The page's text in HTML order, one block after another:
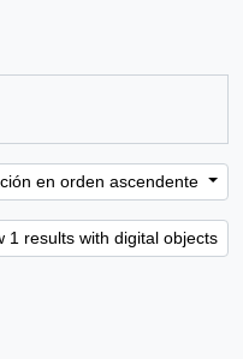
en orden ascendente
1 results with digital objects